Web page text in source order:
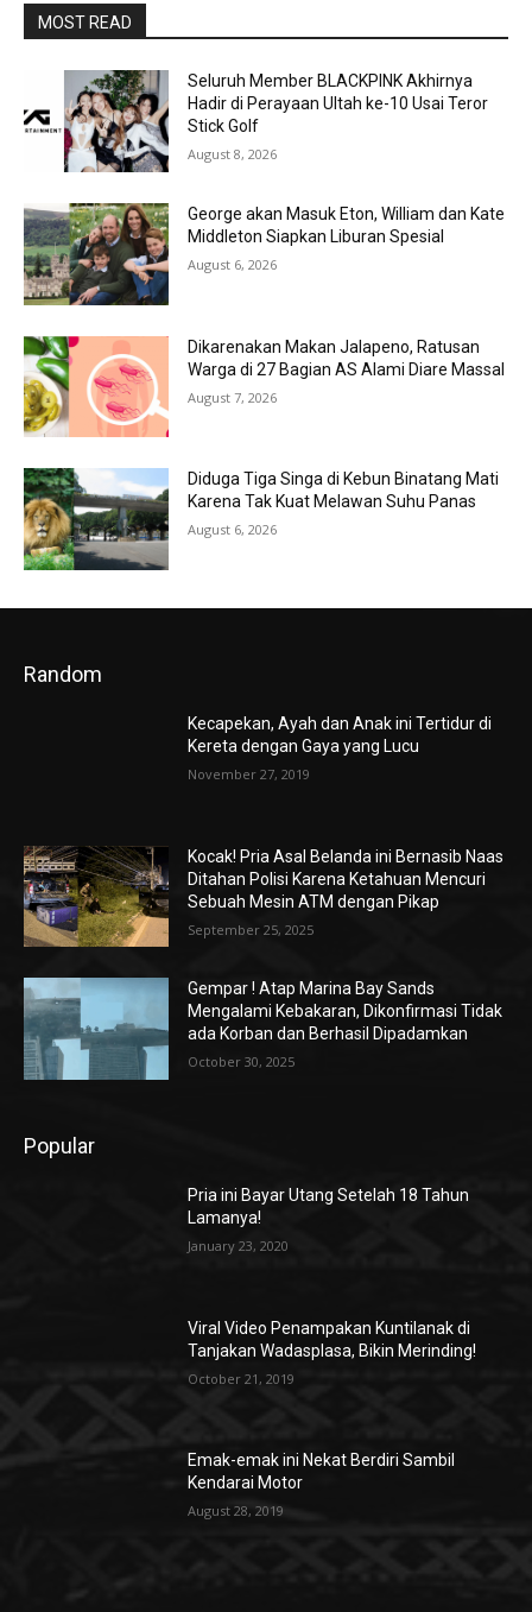
MOST READ
Seluruh Member BLACKPINK Akhirnya
Hadir di Perayaan Ultah ke-10 Usai Teror
Stick Golf
August 8, 2026
George akan Masuk Eton, William dan Kate
Middleton Siapkan Liburan Spesial
August 6, 2026
Dikarenakan Makan Jalapeno, Ratusan
Warga di 27 Bagian AS Alami Diare Massal
August 7, 2026
Diduga Tiga Singa di Kebun Binatang Mati
Karena Tak Kuat Melawan Suhu Panas
August 6, 2026
Random
Kecapekan, Ayah dan Anak ini Tertidur di
Kereta dengan Gaya yang Lucu
November 27, 2019
Kocak! Pria Asal Belanda ini Bernasib Naas
Ditahan Polisi Karena Ketahuan Mencuri
Sebuah Mesin ATM dengan Pikap
September 25, 2025
Gempar ! Atap Marina Bay Sands
Mengalami Kebakaran, Dikonfirmasi Tidak
ada Korban dan Berhasil Dipadamkan
October 30, 2025
Popular
Pria ini Bayar Utang Setelah 18 Tahun
Lamanya!
January 23, 2020
Viral Video Penampakan Kuntilanak di
Tanjakan Wadasplasa, Bikin Merinding!
October 21, 2019
Emak-emak ini Nekat Berdiri Sambil
Kendarai Motor
August 28, 2019